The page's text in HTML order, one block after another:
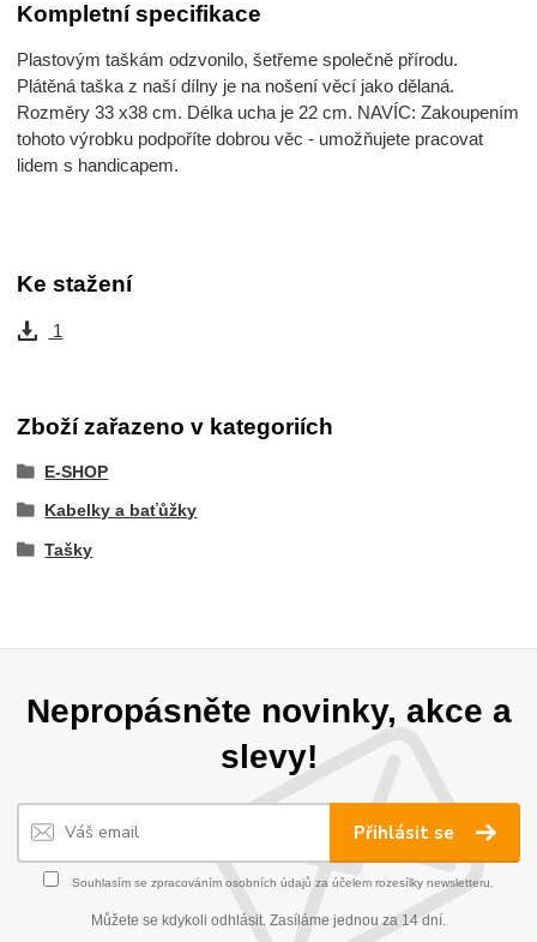
Kompletní specifikace
Plastovým taškám odzvonilo, šetřeme společně přírodu.
Plátěná taška z naší dílny je na nošení věcí jako dělaná.
Rozměry 33 x38 cm. Délka ucha je 22 cm. NAVÍC: Zakoupením
tohoto výrobku podpoříte dobrou věc - umožňujete pracovat
lidem s handicapem.
Ke stažení
1
Zboží zařazeno v kategoriích
E-SHOP
Kabelky a baťůžky
Tašky
Nepropásněte novinky, akce a
slevy!
Přihlásit se
Souhlasím se zpracováním osobních údajů za účelem rozesílky newsletteru.
Můžete se kdykoli odhlásit. Zasíláme jednou za 14 dní.